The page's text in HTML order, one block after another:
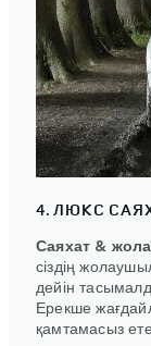
4. ЛЮКС
Саяхат &
сіздің
дейін
Ерекше
қамтамасыз